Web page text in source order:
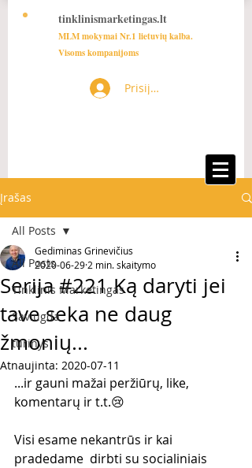
tinklinismarketingas.lt
MLM mokymai Nr.1 lietuvių kalba.
Visoms kompanijoms
Prisijungti
Įrašas
All Posts
Tinklinis Marketingas
Saviugda
turinys
All Posts
Serija #221 Ką daryti jei
tave seka ne daug
žmonių...
Gediminas Grinevičius
2020-06-29 2 min. skaitymo
Atnaujinta: 2020-07-11
...ir gauni mažai peržiūrų, like,
komentarų ir t.t.😢
Visi esame nekantrūs ir kai
pradedame  dirbti su socialiniais